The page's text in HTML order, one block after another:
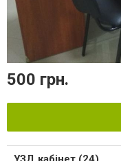
500 грн.